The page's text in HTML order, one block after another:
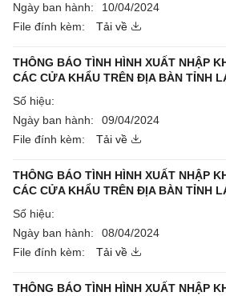
Ngày ban hành:
10/04/2024
File đính kèm:
Tải về
THÔNG BÁO TÌNH HÌNH XUẤT NHẬP
CÁC CỬA KHẨU TRÊN ĐỊA BÀN TỈNH
Số hiệu:
Ngày ban hành:
09/04/2024
File đính kèm:
Tải về
THÔNG BÁO TÌNH HÌNH XUẤT NHẬP
CÁC CỬA KHẨU TRÊN ĐỊA BÀN TỈNH
Số hiệu:
Ngày ban hành:
08/04/2024
File đính kèm:
Tải về
THÔNG BÁO TÌNH HÌNH XUẤT NHẬP